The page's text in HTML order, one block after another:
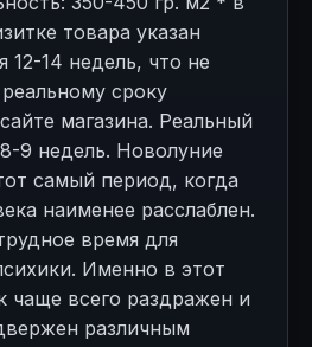
товара указан
12-14 недель, что не
сроку
магазина. Реальный
9 недель. Новолуние
самый период, когда
наименее расслаблен.
время для
Именно в этот
чаще всего раздражен и
различным